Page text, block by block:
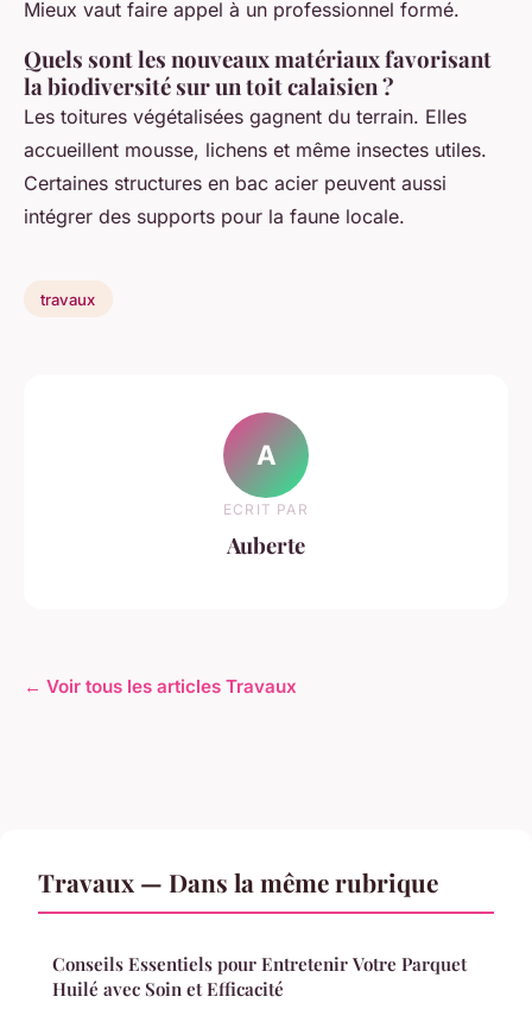
Mieux vaut faire appel à un professionnel formé.
Quels sont les nouveaux matériaux favorisant
la biodiversité sur un toit calaisien ?
Les toitures végétalisées gagnent du terrain. Elles
accueillent mousse, lichens et même insectes utiles.
Certaines structures en bac acier peuvent aussi
intégrer des supports pour la faune locale.
travaux
A
ECRIT PAR
Auberte
← Voir tous les articles Travaux
Travaux — Dans la même rubrique
Conseils Essentiels pour Entretenir Votre Parquet
Huilé avec Soin et Efficacité